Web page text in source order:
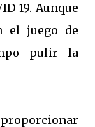
19. Aunque
el juego de
pulir la